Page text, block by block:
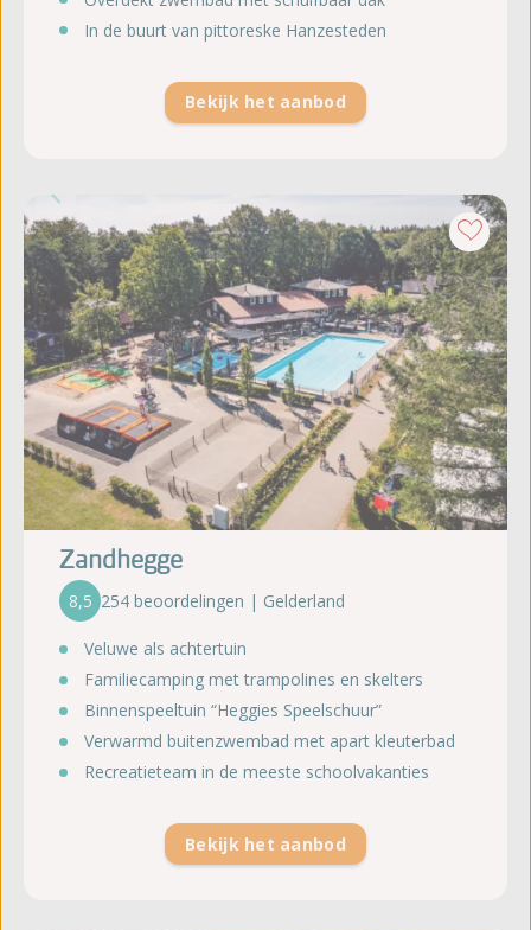
In de buurt van pittoreske Hanzesteden
Bekijk het aanbod
Zandhegge
8,5 254 beoordelingen | Gelderland
Veluwe als achtertuin
Familiecamping met trampolines en skelters
Binnenspeeltuin “Heggies Speelschuur”
Verwarmd buitenzwembad met apart kleuterbad
Recreatieteam in de meeste schoolvakanties
Bekijk het aanbod